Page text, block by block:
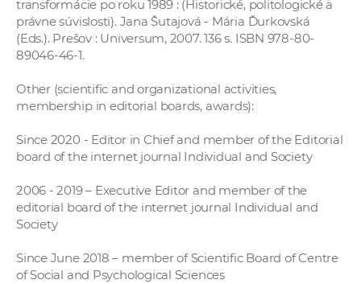
transformácie po roku 1989 : (Historické, politologické a
právne súvislosti). Jana Šutajová - Mária Ďurkovská
(Eds.). Prešov : Universum, 2007. 136 s. ISBN 978-80-
89046-46-1.
Other (scientific and organizational activities,
membership in editorial boards, awards):
Since 2020 - Editor in Chief and member of the Editorial
board of the internet journal Individual and Society
2006 - 2019 – Executive Editor and member of the
editorial board of the internet journal Individual and
Society
Since June 2018 – member of Scientific Board of Centre
of Social and Psychological Sciences